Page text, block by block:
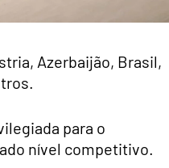
Azerbaijão, Brasil,
para o
nível competitivo.